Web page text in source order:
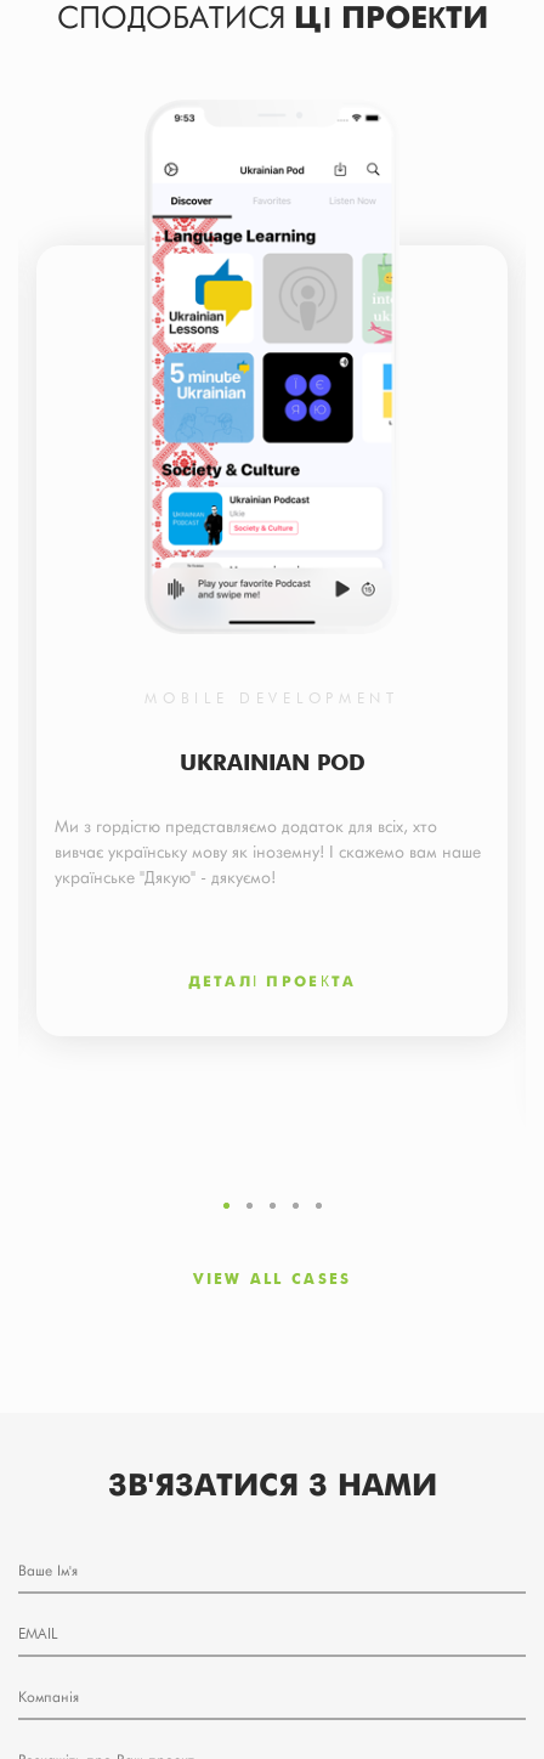
СПОДОБАТИСЯ ЦІ ПРОЕКТИ
MOBILE DEVELOPMENT
UKRAINIAN POD
Ми з гордістю представляємо додаток для всіх, хто
вивчає українську мову як іноземну! І скажемо вам наше
українське "Дякую" - дякуємо!
ДЕТАЛІ ПРОЕКТА
VIEW ALL CASES
ЗВ'ЯЗАТИСЯ З НАМИ